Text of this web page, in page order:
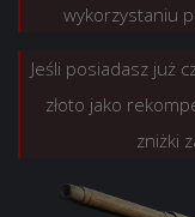
godz.
Cena: 333,32 zł.
25×+50%
Cena: 567,84 zł.
wykorzystaniu
Jeśli posiadasz już
złoto jako
zniżki